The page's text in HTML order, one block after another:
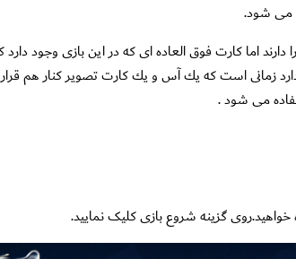
زمانى است كه يك آس و يك كارت تصوير كنار هم
مى شود .
گزینه شروع بازی کلیک نمایید.